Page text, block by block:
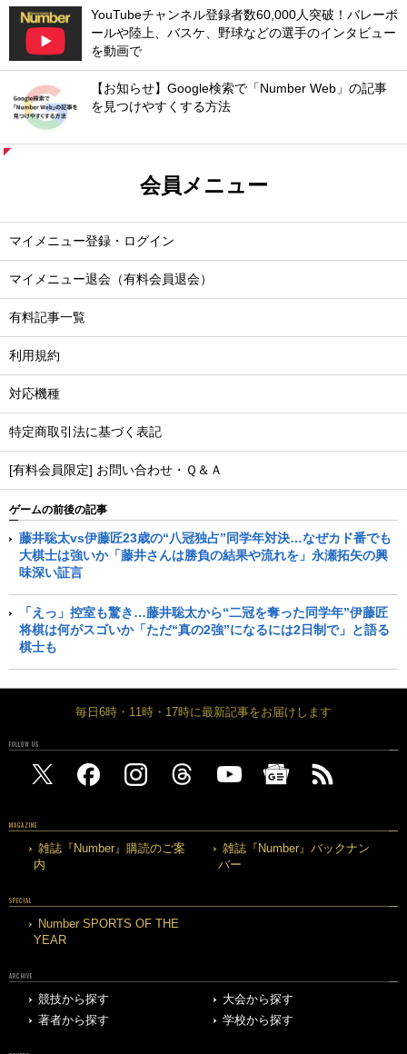
YouTubeチャンネル登録者数60,000人突破！バレーボ
ールや陸上、バスケ、野球などの選手のインタビュー
を動画で
【お知らせ】Google検索で「Number Web」の記事
を見つけやすくする方法
会員メニュー
マイメニュー登録・ログイン
マイメニュー退会（有料会員退会）
有料記事一覧
利用規約
対応機種
特定商取引法に基づく表記
[有料会員限定] お問い合わせ・Ｑ＆Ａ
ゲームの前後の記事
藤井聡太vs伊藤匠23歳の“八冠独占”同学年対決…なぜカド番でも
大棋士は強いか「藤井さんは勝負の結果や流れを」永瀬拓矢の興
味深い証言
「えっ」控室も驚き…藤井聡太から“二冠を奪った同学年”伊藤匠
将棋は何がスゴいか「ただ“真の2強”になるには2日制で」と語る
棋士も
毎日6時・11時・17時に最新記事をお届けします
FOLLOW US
MAGAZINE
雑誌『Number』購読のご案
内
雑誌『Number』バックナン
バー
SPECIAL
Number SPORTS OF THE
YEAR
ARCHIVE
競技から探す
大会から探す
著者から探す
学校から探す